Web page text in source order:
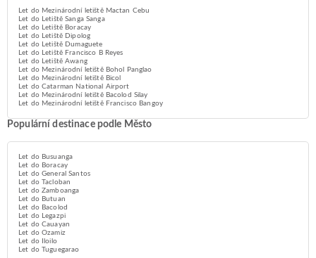
Let do Mezinárodní letiště Mactan Cebu
Let do Letiště Sanga Sanga
Let do Letiště Boracay
Let do Letiště Dipolog
Let do Letiště Dumaguete
Let do Letiště Francisco B Reyes
Let do Letiště Awang
Let do Mezinárodní letiště Bohol Panglao
Let do Mezinárodní letiště Bicol
Let do Catarman National Airport
Let do Mezinárodní letiště Bacolod Silay
Let do Mezinárodní letiště Francisco Bangoy
Populární destinace podle Město
Let do Busuanga
Let do Boracay
Let do General Santos
Let do Tacloban
Let do Zamboanga
Let do Butuan
Let do Bacolod
Let do Legazpi
Let do Cauayan
Let do Ozamiz
Let do Iloilo
Let do Tuguegarao